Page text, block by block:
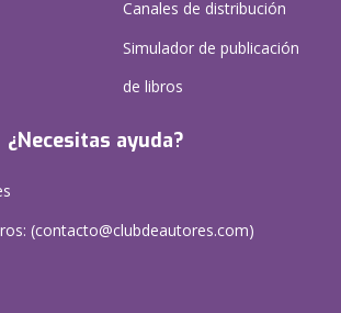
Canales de distribución
Simulador de publicación
de libros
¿Necesitas ayuda?
(contacto@clubdeautores.com)